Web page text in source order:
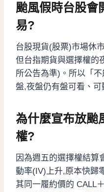
颱風假時台股會
易?
台股現貨(股票)市場休
但台指期貨與選擇權的
所公告為準)。所以「
盤,夜盤仍有盤可看、可
為什麼宣布放颱
權?
因為週五的選擇權結算
動率(IV)上升,原本快歸
其同一履約價的 CALL